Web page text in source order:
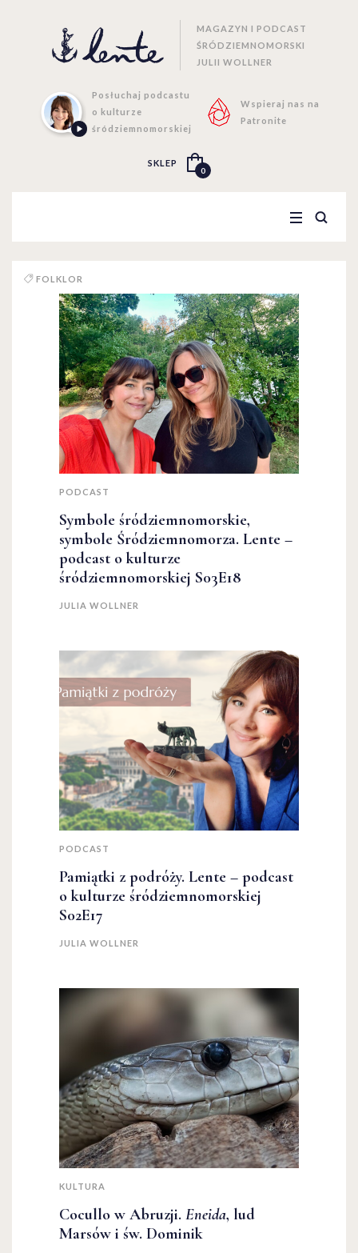
MAGAZYN I PODCAST
ŚRÓDZIEMNOMORSKI
JULII WOLLNER
Posłuchaj podcastu
o kulturze
śródziemnomorskiej
Wspieraj nas na
Patronite
SKLEP
0
FOLKLOR
PODCAST
Symbole śródziemnomorskie,
symbole Śródziemnomorza. Lente –
podcast o kulturze
śródziemnomorskiej S03E18
JULIA WOLLNER
PODCAST
Pamiątki z podróży. Lente – podcast
o kulturze śródziemnomorskiej
S02E17
JULIA WOLLNER
KULTURA
Cocullo w Abruzji. Eneida, lud
Marsów i św. Dominik